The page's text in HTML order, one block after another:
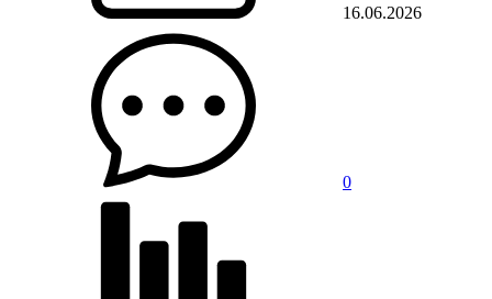
16.06.2026
0